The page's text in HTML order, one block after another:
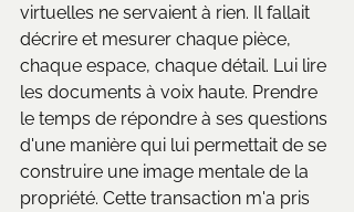
virtuelles ne servaient à rien. Il fallait
décrire et mesurer chaque pièce,
chaque espace, chaque détail. Lui lire
les documents à voix haute. Prendre
le temps de répondre à ses questions
d'une manière qui lui permettait de se
construire une image mentale de la
propriété. Cette transaction m'a pris